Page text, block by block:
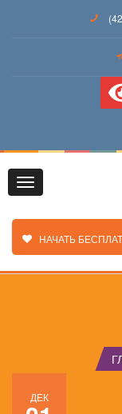
Toggle
ЗАКАЗАТЬ
НАЧАТЬ
ДЕК